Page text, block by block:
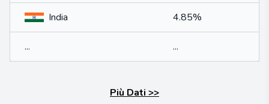
India 4.85%
... ...
Più Dati >>